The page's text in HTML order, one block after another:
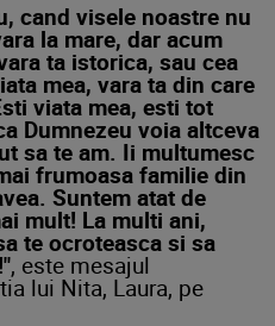
cand visele noastre nu
la mare, dar acum
ta istorica, sau cea
mea, vara ta din care
viata mea, esti tot
Dumnezeu voia altceva
sa te am. Ii multumesc
frumoasa familie din
Suntem atat de
mult! La multi ani,
te ocroteasca si sa
, este mesajul
lui Nita, Laura, pe